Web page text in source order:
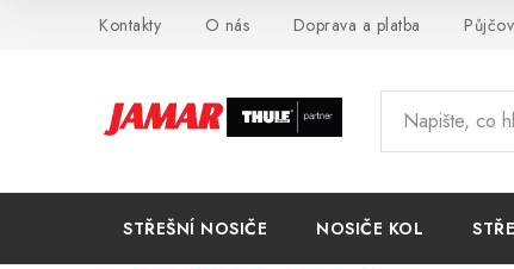
Kontakty O nás Doprava a platba
STŘEŠNÍ NOSIČE NOSIČE KOL